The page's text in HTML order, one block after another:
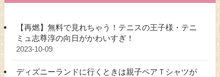
【再燃】無料で見れちゃう！テニスの王子様・テニ
ミュ志尊淳の向日がかわいすぎ！
2023-10-09
ディズニーランドに行くときは親子ペアＴシャツが